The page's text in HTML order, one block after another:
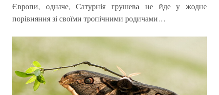
Європи, одначе, Сатурнія грушева не йде у жодне
порівняння зі своїми тропічними родичами…